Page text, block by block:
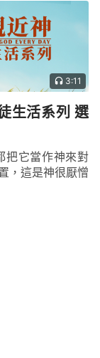
3:11
生活系列 選
把它當作神來對
，這是神很厭憎